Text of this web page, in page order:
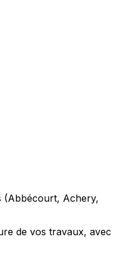
(Abbécourt, Achery,
de vos travaux, avec